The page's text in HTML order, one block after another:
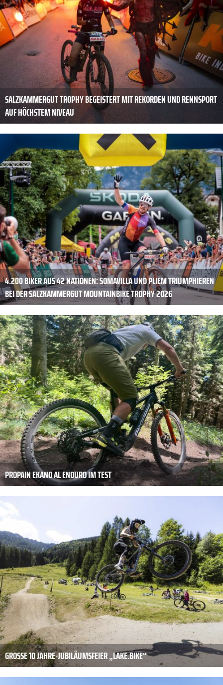
SALZKAMMERGUT TROPHY BEGEISTERT MIT REKORDEN UND RENNSPORT
AUF HÖCHSTEM NIVEAU
4.200 BIKER AUS 42 NATIONEN: SOMAVILLA UND PLIEM TRIUMPHIEREN
BEI DER SALZKAMMERGUT MOUNTAINBIKE TROPHY 2026
PROPAIN EKANO AL ENDURO IM TEST
GROSSE 10 JAHRE-JUBILÄUMSFEIER „LAKE.BIKE“